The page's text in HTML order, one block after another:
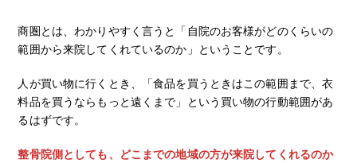
商圏とは、わかりやすく言うと「自院のお客様がどのくらいの
範囲から来院してくれているのか」ということです。
人が買い物に行くとき、「食品を買うときはこの範囲まで、衣
料品を買うならもっと遠くまで」という買い物の行動範囲があ
るはずです。
整骨院側としても、どこまでの地域の方が来院してくれるのか